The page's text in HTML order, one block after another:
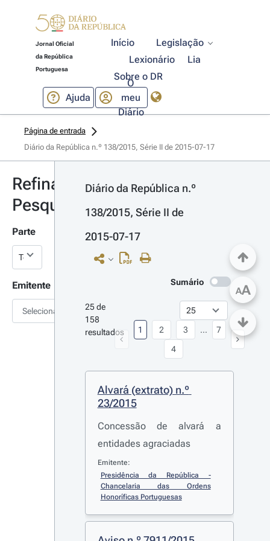
Jornal Oficial
da República
Portuguesa
Início
Legislação
Lexionário
Lia
Sobre o DR
Ajuda
O
meu
Diário
Página de entrada
Diário da República n.º 138/2015, Série II de 2015-07-17
Refinar
Pesquisa
Parte
Emitente
Selecionar
Diário da República n.º
138/2015, Série II de
2015-07-17
Sumário
25 de
158
resultados
1 2
3
4
... 7
Alvará (extrato) n.º
23/2015
Concessão de alvará a
entidades agraciadas
Emitente:
Presidência da República -
Chancelaria das Ordens
Honoríficas Portuguesas
AA